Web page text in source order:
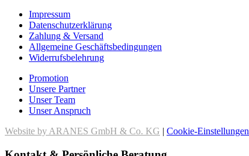
Impressum
Datenschutzerklärung
Zahlung & Versand
Allgemeine Geschäftsbedingungen
Widerrufsbelehrung
Promotion
Unsere Partner
Unser Team
Unser Anspruch
Website by ARANES GmbH & Co. KG | Cookie-Einstellungen